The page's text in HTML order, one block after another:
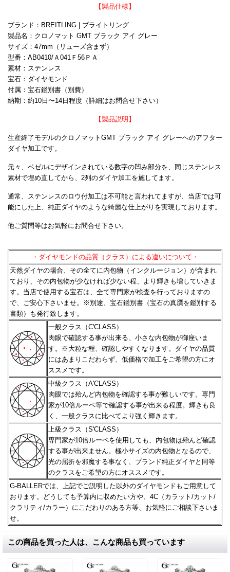
【製品仕様】
ブランド：BREITLING | ブライトリング
製品名：クロノマット GMT ブラック アイ グレー
サイズ：47mm（リューズ含まず）
型番：AB0410/Ａ041Ｆ56ＰＡ
素材：ステンレス
宝石：ダイヤモンド
付属：宝石鑑別書（別費）
納期：約10日〜14日程度（詳細はお問合せ下さい）
【製品説明】
生産終了モデルのクロノマットGMT ブラック アイ グレーへのアフター
ダイヤ加工です。
元々、ベゼルにデザインされている数字の凹み部分を、同じステンレス
素材で埋め直してから、2列のダイヤ加工を施してます。
通常、ステンレスのロウ付加工は不可能と言われてますが、当店では可
能にした上、純正ダイヤのような綺麗な仕上がりを実現しております。
他ご質問等はお気軽にお問合せ下さい。
・ダイヤモンドの品質（クラス）による違いについて・
天然ダイヤの場合、その全てに内包物（インクルージョン）が含まれ
ており、その内包物が少なければ少ない程、 より輝きも増していきま
す。当店で使用する宝石は、全て専門家が検査を行っておりますの
で、ご安心下さいませ。
※別途、宝石鑑別書（宝石の真贋を鑑別する
書類）も発行致します。
一般クラス（C'CLASS）
肉眼で確認する事が出来る、小さな内包物が御座いま
す。※大粒な程、確認しやすくなります。 ダイヤの品質
にはあまりこだわらず、低価格で加工をご希望の方にオ
ススメです。
中級クラス（A'CLASS）
肉眼では殆んど内包物を確認する事が難しいです。専門
家が10倍ルーペ等で確認する事が出来る程度。 輝きも良
く、一般クラスに比べてより強く輝きます。
上級クラス（S'CLASS）
専門家が10倍ルーペを使用しても、内包物は殆んど確認
する事が出来ません。極小サイズの内包物となるので、
光の屈折を邪魔する事なく、ブランド純正ダイヤと同等
のクラスをご希望の方にオススメです。
G-BALLERでは、上記でご説明した以外のダイヤモンドもご用意して
おります。どうしても予算内に収めたい方や、 4C（カラット/カット/
クラリティ/カラー）にこだわりのある方等、お気軽にご相談下さいま
せ。
この商品を買った人は、こんな商品も買っています